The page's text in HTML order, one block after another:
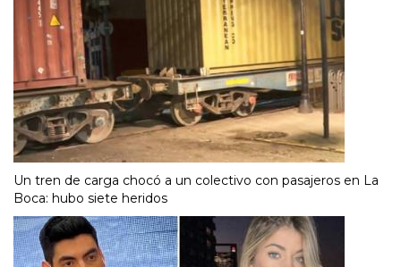
Un tren de carga chocó a un colectivo con pasajeros en La
Boca: hubo siete heridos